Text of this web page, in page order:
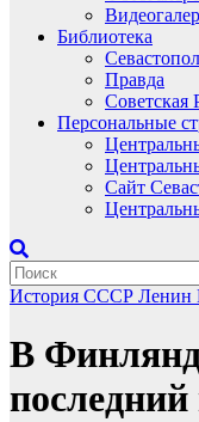
Библиотека
Правда
Советская
Персональные
Сайт
История СССР Ленин
В